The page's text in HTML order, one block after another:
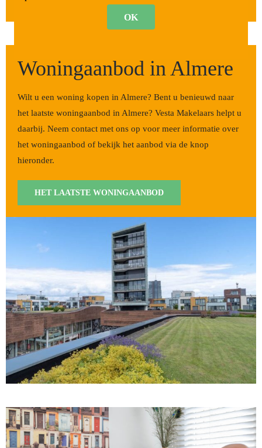
Woningaanbod in Almere
Wilt u een woning kopen in Almere? Bent u benieuwd naar
het laatste woningaanbod in Almere? Vesta Makelaars helpt u
daarbij. Neem contact met ons op voor meer informatie over
het woningaanbod of bekijk het aanbod via de knop
hieronder.
HET LAATSTE WONINGAANBOD
OK